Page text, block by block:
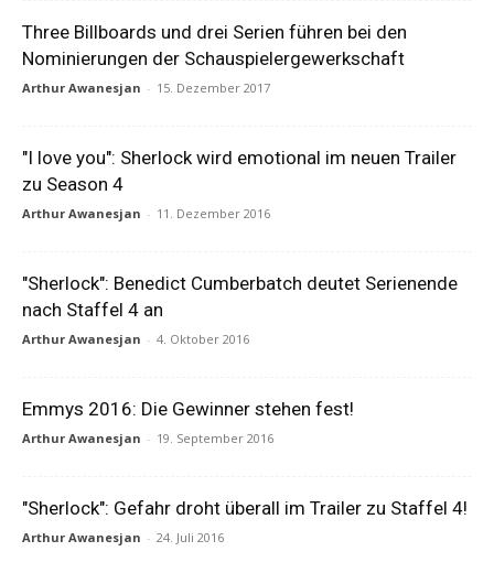
Three Billboards und drei Serien führen bei den
Nominierungen der Schauspielergewerkschaft
Arthur Awanesjan - 15. Dezember 2017
"I love you": Sherlock wird emotional im neuen Trailer
zu Season 4
Arthur Awanesjan - 11. Dezember 2016
"Sherlock": Benedict Cumberbatch deutet Serienende
nach Staffel 4 an
Arthur Awanesjan - 4. Oktober 2016
Emmys 2016: Die Gewinner stehen fest!
Arthur Awanesjan - 19. September 2016
"Sherlock": Gefahr droht überall im Trailer zu Staffel 4!
Arthur Awanesjan - 24. Juli 2016